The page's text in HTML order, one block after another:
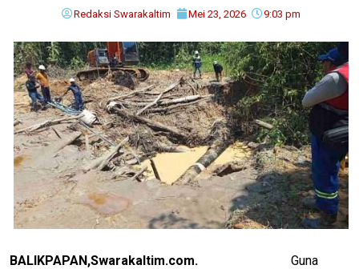
Redaksi Swarakaltim Mei 23, 2026 9:03 pm
BALIKPAPAN,Swarakaltim.com.
Guna